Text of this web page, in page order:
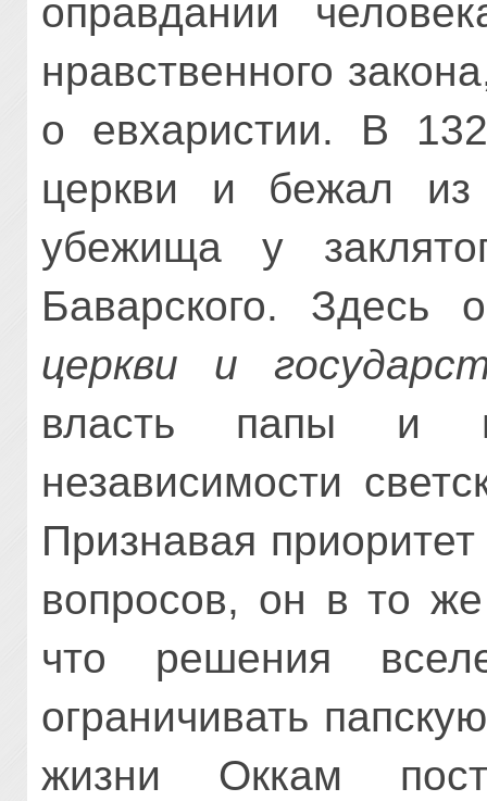
оправдании
нравственного
о евхаристии. В
церкви и бежал из
убежища у
Баварского.
церкви и
власть папы и
независимости
Признавая
вопросов, он в то
что решения
ограничивать
жизни Оккам